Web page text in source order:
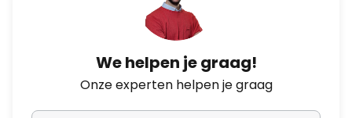
We helpen je graag!
Onze experten helpen je graag